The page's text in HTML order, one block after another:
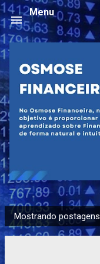
Pular
Menu
P
o
Mostrando